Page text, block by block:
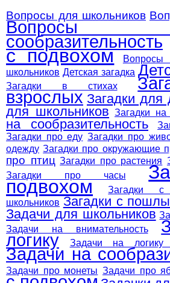
Вопросы для школьников
сообразительность
с подвохом
школьников Детская загадка
Загадки в стихах
взрослых Загадки для
для школьников Загадки на
на сообразительность
Загадки про еду Загадки про
одежду Загадки про окружающие
про птиц Загадки про растения
Загадки про часы
подвохом
Загадки
школьников Загадки с
Задачи для школьников
Задачи на внимательность
логику Задачи на логику
Задачи на
Задачи про монеты Задачи про